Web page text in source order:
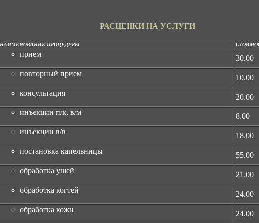
РАСЦЕНКИ НА УСЛУГИ
НАИМЕНОВАНИЕ ПРОЦЕДУРЫ
прием
30.00
повторный прием
10.00
консультация
20.00
инъекции п/к, в/м
8.00
инъекции в/в
18.00
постановка капельницы
55.00
обработка ушей
21.00
обработка когтей
24.00
обработка кожи
24.00